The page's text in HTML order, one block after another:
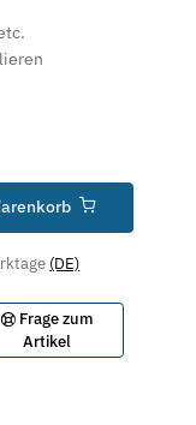
(DE)
Frage zum
Artikel